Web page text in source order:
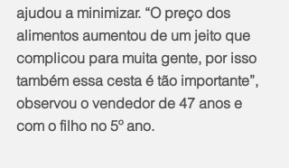
ajudou a minimizar. “O preço dos
alimentos aumentou de um jeito que
complicou para muita gente, por isso
também essa cesta é tão importante”,
observou o vendedor de 47 anos e
com o filho no 5º ano.